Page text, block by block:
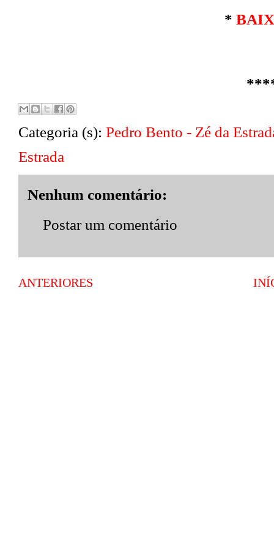
*
Categoria (s): Pedro Bento - Zé da
Estrada
Nenhum comentário:
Postar um comentário
ANTERIORES